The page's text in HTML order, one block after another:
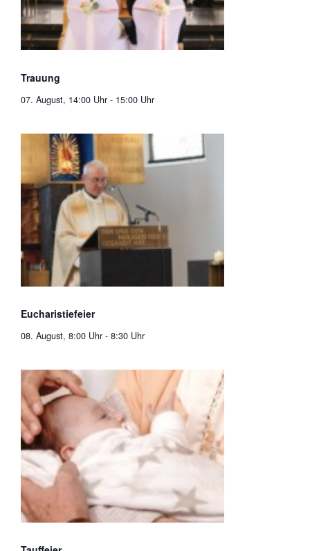
Trauung
07. August, 14:00 Uhr - 15:00 Uhr
Eucharistiefeier
08. August, 8:00 Uhr - 8:30 Uhr